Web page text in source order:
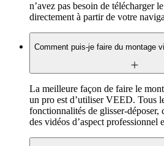
n’avez pas besoin de télécharger
directement à partir de votre
Comment puis-je faire du montage
La meilleure façon de faire le
un pro est d’utiliser VEED. Tous
fonctionnalités de glisser-déposer,
des vidéos d’aspect professionnel